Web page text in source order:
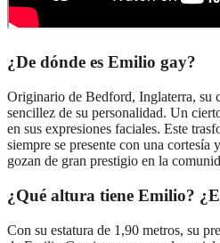
¿De dónde es Emilio gay?
Originario de Bedford, Inglaterra, su
sencillez de su personalidad. Un
en sus expresiones faciales. Este
siempre se presente con una cortesía
gozan de gran prestigio en la
¿Qué altura tiene Emilio?
Con su estatura de 1,90 metros, su